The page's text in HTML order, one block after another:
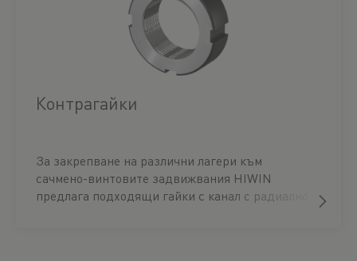
Контрагайки
За закрепване на различни лагери към
сачмено-винтовите задвижвания HIWIN
предлага подходящи гайки с канал с радиално